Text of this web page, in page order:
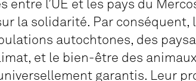
entre l’UE et les pays du
la solidarité. Par conséquent,
autochtones, des
​​et le bien-être des
garantis. Leur